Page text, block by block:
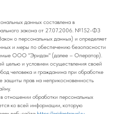
данных составлена в
закона от 27.07.2006. №152-ФЗ
о персональных данных) и определяет
и меры по обеспечению безопасности
ООО "Эридан" (далее – Оператор).
целью и условием осуществления своей
человека и гражданина при обработке
защиты прав на неприкосновенность
отношении обработки персональных
ко всей информации, которую